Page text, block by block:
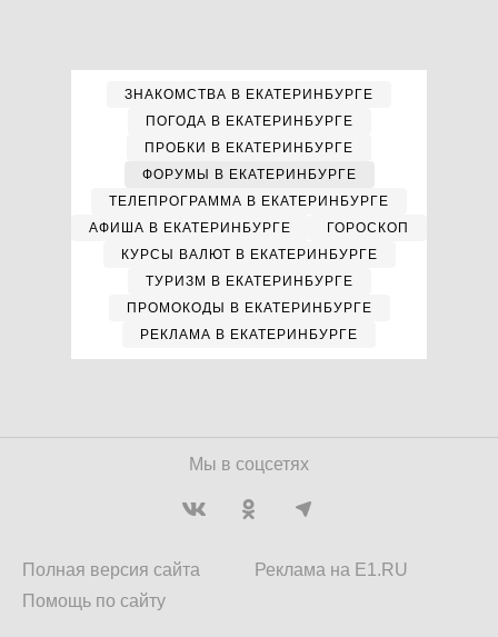
ЗНАКОМСТВА В ЕКАТЕРИНБУРГЕ
ПОГОДА В ЕКАТЕРИНБУРГЕ
ПРОБКИ В ЕКАТЕРИНБУРГЕ
ФОРУМЫ В ЕКАТЕРИНБУРГЕ
ТЕЛЕПРОГРАММА В ЕКАТЕРИНБУРГЕ
АФИША В ЕКАТЕРИНБУРГЕ
ГОРОСКОП
КУРСЫ ВАЛЮТ В ЕКАТЕРИНБУРГЕ
ТУРИЗМ В ЕКАТЕРИНБУРГЕ
ПРОМОКОДЫ В ЕКАТЕРИНБУРГЕ
РЕКЛАМА В ЕКАТЕРИНБУРГЕ
Мы в соцсетях
Полная версия сайта
Помощь по сайту
Реклама на E1.RU